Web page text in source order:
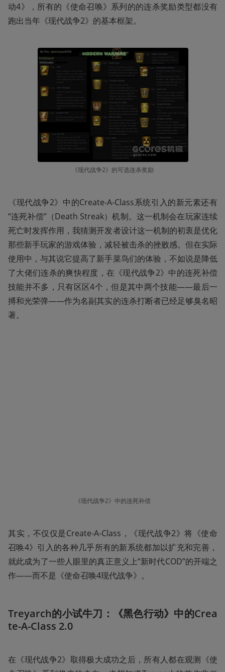
动4》，所有的《使命召唤》系列的的连杀奖励类型都没有
跑出当年《现代战争2》的基本框架。
《现代战争2》的可选连杀奖励
《现代战争2》中的Create-A-Class系统引入的新元素还有
“连死补偿”（Death Streak）机制。这一机制会在玩家连续
死亡时发挥作用，我猜测开发者设计这一机制的初衷是优化
那些新手玩家的游戏体验，减轻被击杀的挫败感。但在实际
使用中，与其说它提高了新手菜鸟们的体验，不如说是降低
了大佬们连杀的爽快程度，在《现代战争2》中的连死补偿
技能并不多，只有区区4个，但是其中两个技能——最后一
搏和光荣弹——作为名副其实的连杀打断者已经足够臭名昭
著。
《现代战争2》中的连死补偿
其实，不仅仅是Create-A-Class，《现代战争2》将《使命
召唤4》引入的各种几乎所有的新系统都加以扩充和完善，
就此成为了一些人眼里的真正意义上“新时代COD”的开端之
作——而不是《使命召唤4现代战争》。
Treyarch的小试牛刀：《黑色行动》中的Crea
te-A-Class 2.0
在《现代战争2》取得极大成功之后，所有人都在观测《使